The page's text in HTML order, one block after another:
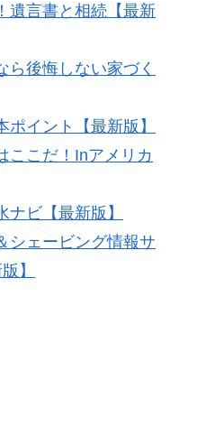
遺言書と相続【最新
ら後悔しない家づく
イント【最新版】
ここだ！Inアメリカ
ビ【最新版】
シェービング情報サ
】